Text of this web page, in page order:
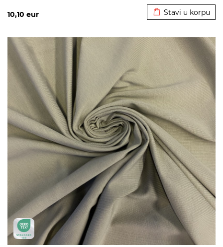
10,10 eur Stavi u korpu